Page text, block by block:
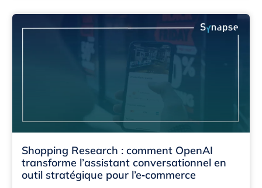
Shopping Research : comment OpenAI
transforme l’assistant conversationnel en
outil stratégique pour l’e‑commerce